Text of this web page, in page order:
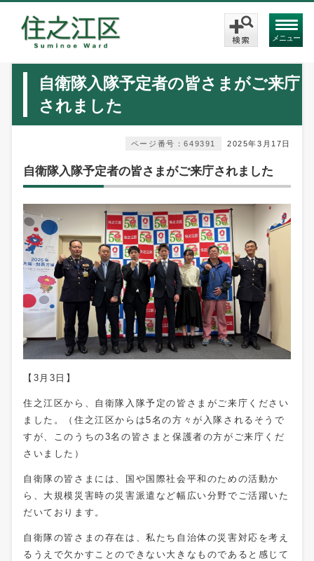
メニュー
自衛隊入隊予定者の皆さまがご来庁
されました
2025年3月17日
ページ番号：649391
自衛隊入隊予定者の皆さまがご来庁されました
【3月3日】
住之江区から、自衛隊入隊予定の皆さまがご来庁ください
ました。（住之江区からは5名の方々が入隊されるそうで
すが、このうちの3名の皆さまと保護者の方がご来庁くだ
さいました）
自衛隊の皆さまには、国や国際社会平和のための活動か
ら、大規模災害時の災害派遣など幅広い分野でご活躍いた
だいております。
自衛隊の皆さまの存在は、私たち自治体の災害対応を考え
るうえで欠かすことのできない大きなものであると感じて